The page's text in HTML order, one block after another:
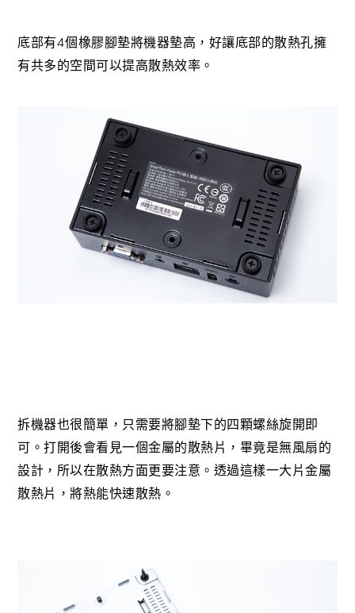
底部有4個橡膠腳墊將機器墊高，好讓底部的散熱孔擁
有共多的空間可以提高散熱效率。
拆機器也很簡單，只需要將腳墊下的四顆螺絲旋開即
可。打開後會看見一個金屬的散熱片，畢竟是無風扇的
設計，所以在散熱方面更要注意。透過這樣一大片金屬
散熱片，將熱能快速散熱。